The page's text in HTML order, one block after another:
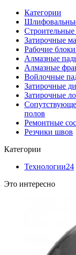
Категории
Затирочные
Рабочие
Алмазные
Алмазные
Войлочные
Затирочные
Затирочные
полов
Ремонтные
Резчики швов
Категории
Технологии24
Это интересно